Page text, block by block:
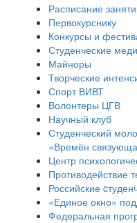
Расписание
Первокурснику
Конкурсы и
Студенческие
Майноры
Творческие
Спорт ВИВТ
Волонтеры ЦГВ
Научный клуб
Студенческий
«Времён
Центр
Противодействие
Российские
«Единое окно»
Федеральная